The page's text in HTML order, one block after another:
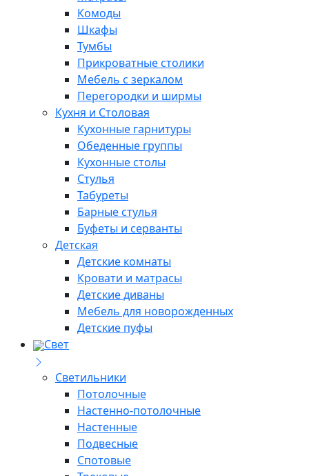
Комоды
Шкафы
Тумбы
Прикроватные столики
Мебель с зеркалом
Перегородки и ширмы
Кухня и Столовая
Кухонные гарнитуры
Обеденные группы
Кухонные столы
Стулья
Табуреты
Барные стулья
Буфеты и серванты
Детская
Детские комнаты
Кровати и матрасы
Детские диваны
Мебель для новорожденных
Детские пуфы
Свет
Светильники
Потолочные
Настенно-потолочные
Настенные
Подвесные
Спотовые